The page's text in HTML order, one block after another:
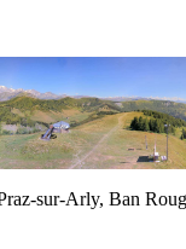
sur-Arly, Ban